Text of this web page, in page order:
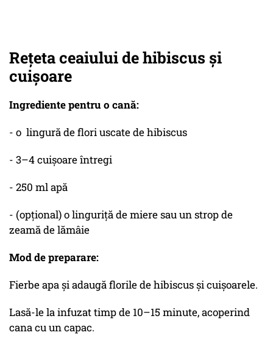
Rețeta ceaiului de hibiscus și
cuișoare
Ingrediente pentru o cană:
- o lingură de flori uscate de hibiscus
- 3–4 cuișoare întregi
- 250 ml apă
- (opțional) o linguriță de miere sau un strop de
zeamă de lămâie
Mod de preparare:
Fierbe apa și adaugă florile de hibiscus și cuișoarele.
Lasă-le la infuzat timp de 10–15 minute, acoperind
cana cu un capac.